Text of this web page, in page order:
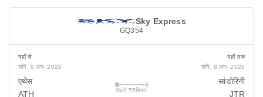
Sky Express
GQ354
यहाँ से
शनि, 8 अग॰ 2026
एथेंस
ATH
0घंटे 55मिनट
यहाँ तक
शनि, 8 अग॰ 2026
सांडोरिनी
JTR